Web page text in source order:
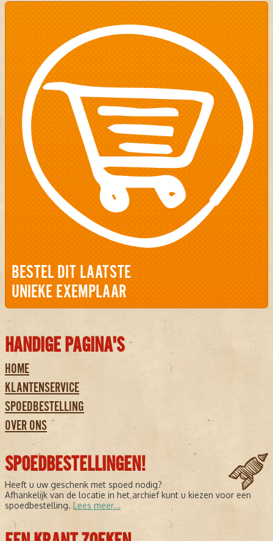
BESTEL DIT LAATSTE
UNIEKE EXEMPLAAR
HANDIGE PAGINA'S
HOME
KLANTENSERVICE
SPOEDBESTELLING
OVER ONS
SPOEDBESTELLINGEN!
Heeft u uw geschenk met spoed nodig?
Afhankelijk van de locatie in het archief kunt u kiezen voor een
spoedbestelling. Lees meer...